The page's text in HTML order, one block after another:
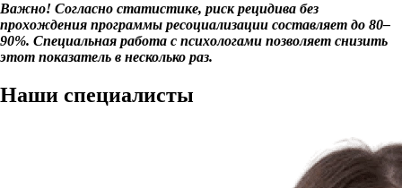
Важно! Согласно статистике, риск рецидива без
прохождения программы ресоциализации составляет до 80–
90%. Специальная работа с психологами позволяет снизить
этот показатель в несколько раз.
Наши специалисты